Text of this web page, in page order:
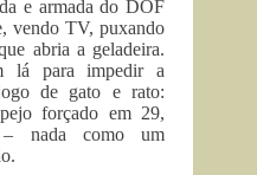
e armada do DOF
vendo TV, puxando
abria a geladeira.
lá para impedir a
de gato e rato:
forçado em 29,
– nada como um